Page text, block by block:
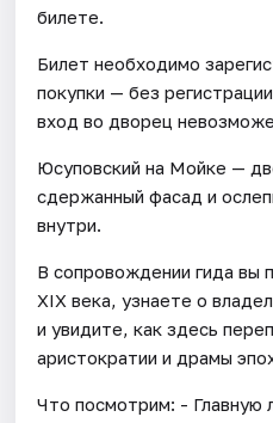
билете.
Билет необходимо
покупки — без
вход во дворец
Юсуповский на Мойке —
сдержанный фасад и
внутри.
В сопровождении гида вы
XIX века, узнаете о
и увидите, как здесь
аристократии и драмы
Что посмотрим: - Главную